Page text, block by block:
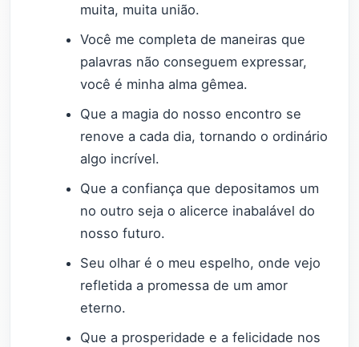
muita, muita união.
Você me completa de maneiras que
palavras não conseguem expressar,
você é minha alma gêmea.
Que a magia do nosso encontro se
renove a cada dia, tornando o ordinário
algo incrível.
Que a confiança que depositamos um
no outro seja o alicerce inabalável do
nosso futuro.
Seu olhar é o meu espelho, onde vejo
refletida a promessa de um amor
eterno.
Que a prosperidade e a felicidade nos